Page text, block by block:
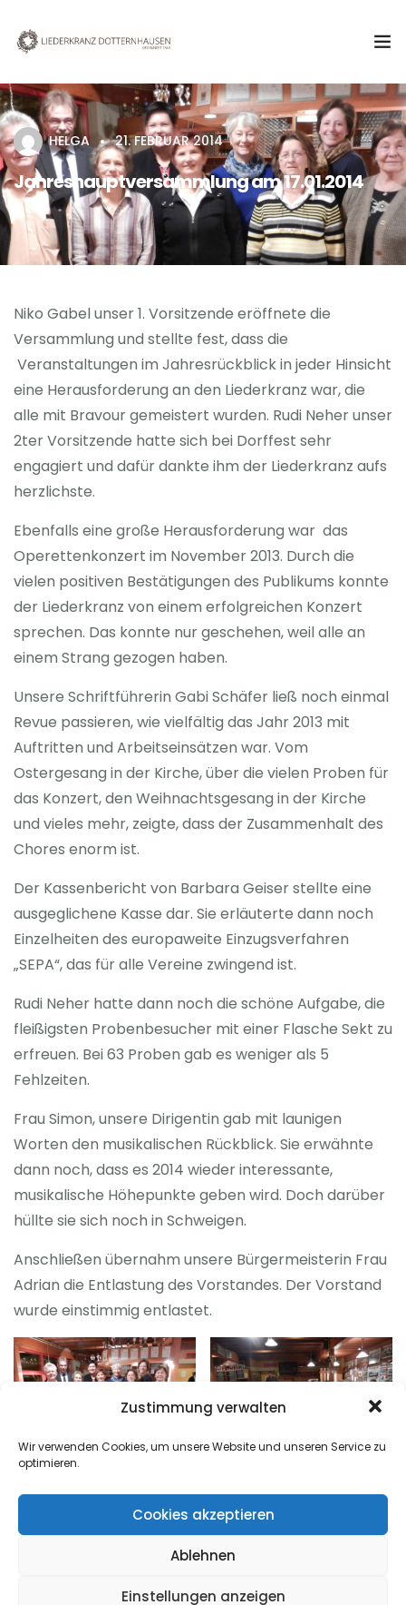
Zustimmung verwalten
Wir verwenden Cookies, um unsere Website und unseren Service zu
optimieren.
Cookies akzeptieren
Ablehnen
Einstellungen anzeigen
Aktuelles
Verein
Chor
Termine & Veranstaltungen
HELGA 21. FEBRUAR 2014
Jahreshauptversammlung am 17.01.2014
Niko Gabel unser 1. Vorsitzende eröffnete die
Versammlung und stellte fest, dass die
Veranstaltungen im Jahresrückblick in jeder Hinsicht
eine Herausforderung an den Liederkranz war, die
alle mit Bravour gemeistert wurden. Rudi Neher unser
2ter Vorsitzende hatte sich bei Dorffest sehr
engagiert und dafür dankte ihm der Liederkranz aufs
herzlichste.
Ebenfalls eine große Herausforderung war das
Operettenkonzert im November 2013. Durch die
vielen positiven Bestätigungen des Publikums konnte
der Liederkranz von einem erfolgreichen Konzert
sprechen. Das konnte nur geschehen, weil alle an
einem Strang gezogen haben.
Unsere Schriftführerin Gabi Schäfer ließ noch einmal
Revue passieren, wie vielfältig das Jahr 2013 mit
Auftritten und Arbeitseinsätzen war. Vom
Ostergesang in der Kirche, über die vielen Proben für
das Konzert, den Weihnachtsgesang in der Kirche
und vieles mehr, zeigte, dass der Zusammenhalt des
Chores enorm ist.
Der Kassenbericht von Barbara Geiser stellte eine
ausgeglichene Kasse dar. Sie erläuterte dann noch
Einzelheiten des europaweite Einzugsverfahren
„SEPA“, das für alle Vereine zwingend ist.
Rudi Neher hatte dann noch die schöne Aufgabe, die
fleißigsten Probenbesucher mit einer Flasche Sekt zu
erfreuen. Bei 63 Proben gab es weniger als 5
Fehlzeiten.
Frau Simon, unsere Dirigentin gab mit launigen
Worten den musikalischen Rückblick. Sie erwähnte
dann noch, dass es 2014 wieder interessante,
musikalische Höhepunkte geben wird. Doch darüber
hüllte sie sich noch in Schweigen.
Anschließen übernahm unsere Bürgermeisterin Frau
Adrian die Entlastung des Vorstandes. Der Vorstand
wurde einstimmig entlastet.